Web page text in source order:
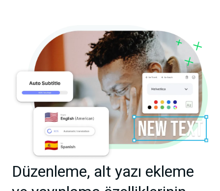
Düzenleme, alt yazı ekleme